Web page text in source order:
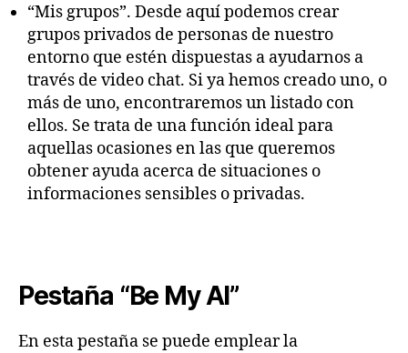
“Mis grupos”. Desde aquí podemos crear
grupos privados de personas de nuestro
entorno que estén dispuestas a ayudarnos a
través de video chat. Si ya hemos creado uno, o
más de uno, encontraremos un listado con
ellos. Se trata de una función ideal para
aquellas ocasiones en las que queremos
obtener ayuda acerca de situaciones o
informaciones sensibles o privadas.
Pestaña “Be My AI”
En esta pestaña se puede emplear la